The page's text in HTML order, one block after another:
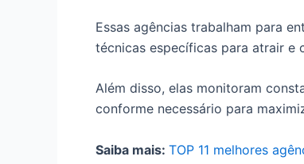
Essas agências trabalham para
técnicas específicas para atrair e
Além disso, elas monitoram
conforme necessário para
Saiba mais: TOP 11 melhores